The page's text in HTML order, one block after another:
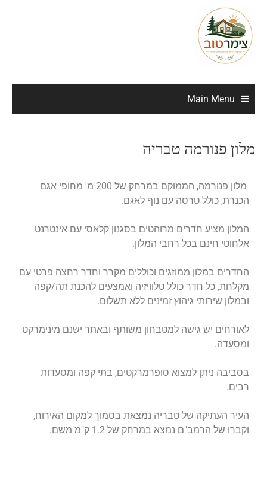
Main Menu
מלון פנורמה טבריה
מלון פנורמה, הממוקם במרחק של 200 מ' מחופי אגם
הכנרת, כולל טרסה עם נוף לאגם.
המלון מציע חדרים מרוהטים בסגנון קלאסי עם אינטרנט
אלחוטי חינם בכל רחבי המלון.
החדרים במלון ממוזגים וכוללים מקרר וחדר רחצה פרטי עם
מקלחת, כל חדר כולל טלוויזיה ואמצעים להכנת תה/קפה
ובמלון שירותי גיהוץ זמינים ללא תשלום.
לאורחים יש גישה למטבחון משותף ובאתר ישנם מינימרקט
ומסעדה.
בסביבה ניתן למצוא סופרמרקטים, בתי קפה ומסעדות
רבים.
העיר העתיקה של טבריה נמצאת בסמוך למקום האירוח,
וקברו של הרמב"ם נמצא במרחק של 1.2 ק"מ משם.